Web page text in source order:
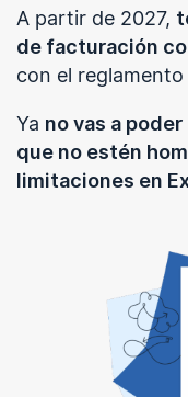
A partir de 2027,
de facturación
con el
Ya no vas a
que no estén
limitaciones en